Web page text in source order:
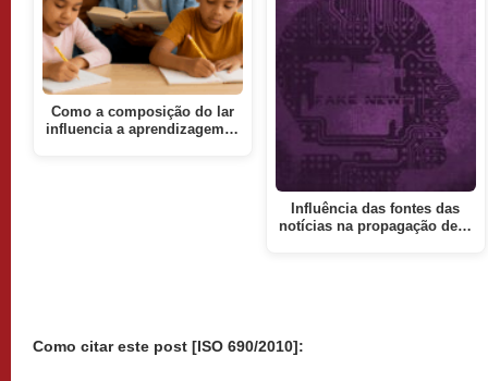
Como a composição do lar
influencia a aprendizagem…
Influência das fontes das
notícias na propagação de…
Como citar este post [ISO 690/2010]: